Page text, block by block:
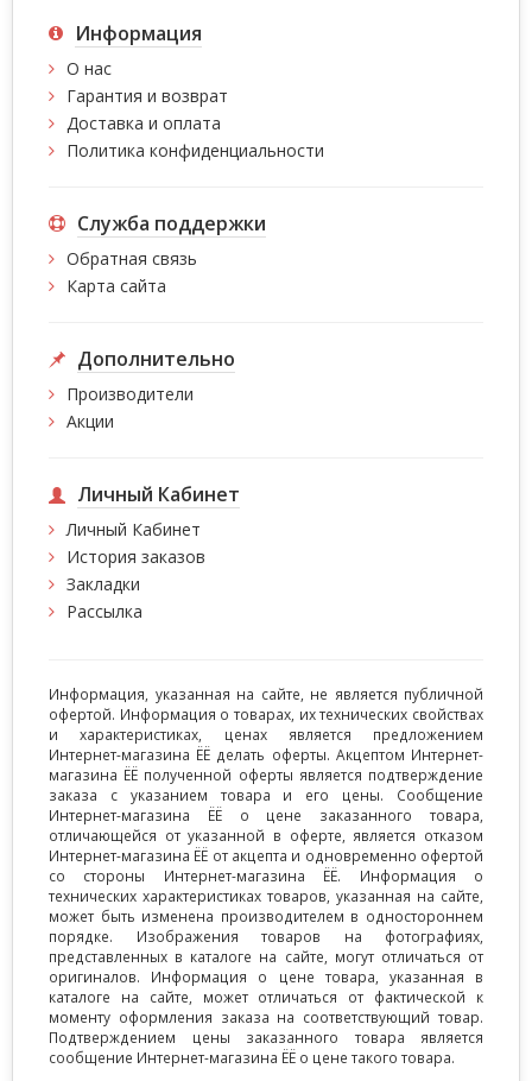
Информация
О нас
Гарантия и возврат
Доставка и оплата
Политика конфиденциальности
Служба поддержки
Обратная связь
Карта сайта
Дополнительно
Производители
Акции
Личный Кабинет
Личный Кабинет
История заказов
Закладки
Рассылка
Информация, указанная на сайте, не является публичной
офертой. Информация о товарах, их технических свойствах
и характеристиках, ценах является предложением
Интернет-магазина ЁЁ делать оферты. Акцептом Интернет-
магазина ЁЁ полученной оферты является подтверждение
заказа с указанием товара и его цены. Сообщение
Интернет-магазина ЁЁ о цене заказанного товара,
отличающейся от указанной в оферте, является отказом
Интернет-магазина ЁЁ от акцепта и одновременно офертой
со стороны Интернет-магазина ЁЁ. Информация о
технических характеристиках товаров, указанная на сайте,
может быть изменена производителем в одностороннем
порядке. Изображения товаров на фотографиях,
представленных в каталоге на сайте, могут отличаться от
оригиналов. Информация о цене товара, указанная в
каталоге на сайте, может отличаться от фактической к
моменту оформления заказа на соответствующий товар.
Подтверждением цены заказанного товара является
сообщение Интернет-магазина ЁЁ о цене такого товара.